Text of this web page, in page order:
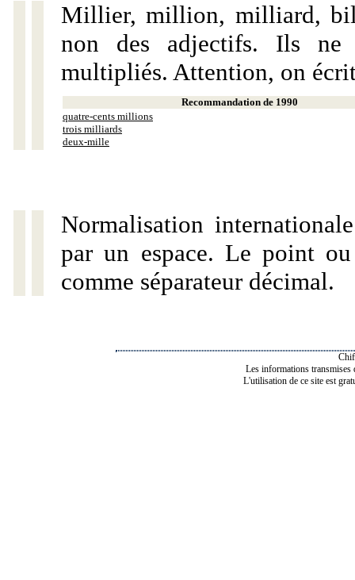
Millier, million, milliard,
non des adjectifs. Ils ne
multipliés. Attention, on
Recommandation de 1990
quatre-cents millions
trois milliards
deux-mille
Normalisation
par un espace. Le point
comme séparateur décimal.
Les informations transmises
L'utilisation de ce site est